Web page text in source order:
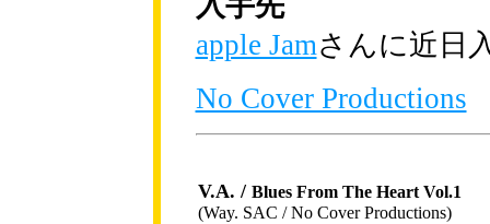
apple Jamさんに近日
No Cover Productions
V.A. / Blues From The Heart Vol.1
(Way. SAC / No Cover Productions)